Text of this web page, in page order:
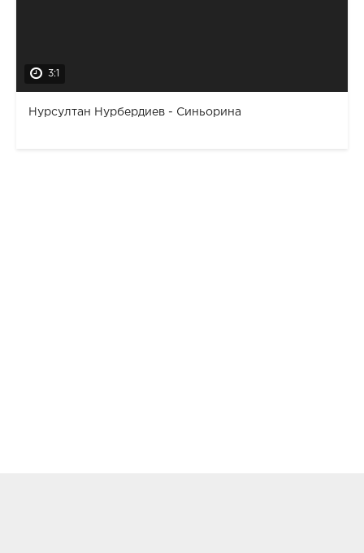
3:1
Нурсултан Нурбердиев - Синьорина